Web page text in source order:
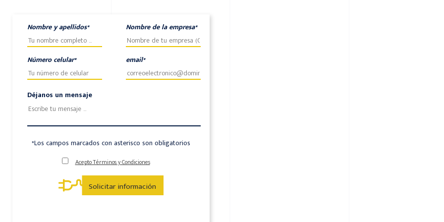
Nombre y apellidos*
Número celular*
Nombre de la empresa*
email*
Déjanos un mensaje
*Los campos marcados con asterisco son obligatorios
Acepto Términos y Condiciones
Solicitar información